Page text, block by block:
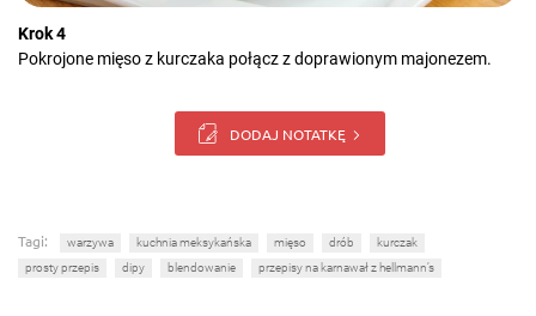
Krok 4
Pokrojone mięso z kurczaka połącz z doprawionym majonezem.
DODAJ NOTATKĘ
Tagi: warzywa kuchnia meksykańska mięso drób
kurczak
prosty przepis
dipy blendowanie przepisy na karnawał z hellmann’s